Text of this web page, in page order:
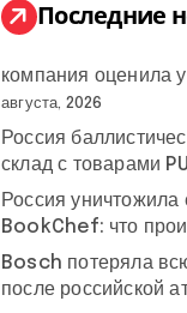
:
Последние
компания оценила
августа, 2026
Россия
склад с товарами
Россия
BookChef: что
Bosch потеряла
после российской